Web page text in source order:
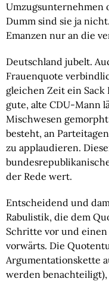
Umzugsunternehmen
Dumm sind sie ja
Emanzen nur an die
Deutschland jubelt.
Frauenquote
gleichen Zeit ein Sack
gute, alte CDU-Mann
Mischwesen
besteht, an
zu applaudieren.
der Rede wert.
Entscheidend und
Rabulistik, die dem
Schritte vor und einen
vorwärts. Die
Argumentationskette
werden